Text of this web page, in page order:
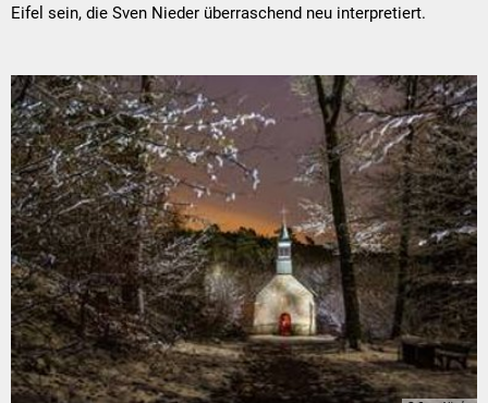
Eifel sein, die Sven Nieder überraschend neu interpretiert.